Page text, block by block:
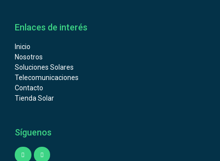
Enlaces de interés
Inicio
Nosotros
Soluciones Solares
Telecomunicaciones
Contacto
Tienda Solar
Síguenos